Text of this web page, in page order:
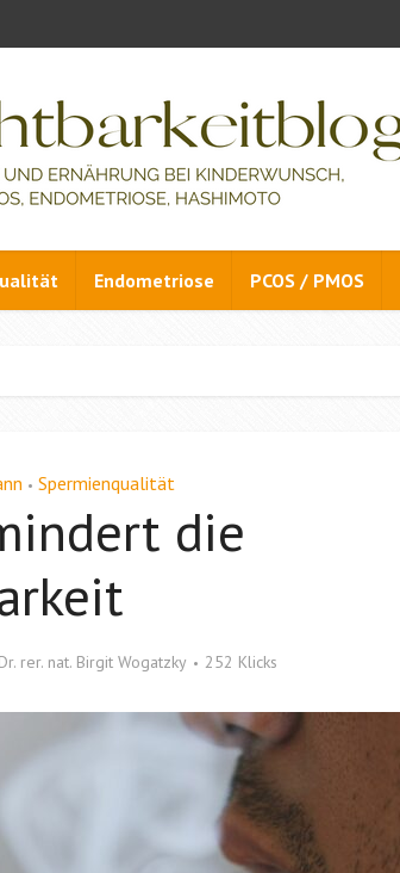
Endometriose PCOS / PMOS
• Spermienqualität
die
Dr. rer. nat. Birgit Wogatzky 252 Klicks